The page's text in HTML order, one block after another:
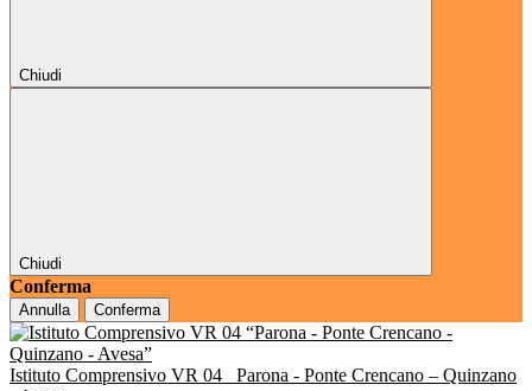
Chiudi
Chiudi
Conferma
Annulla Conferma
Istituto Comprensivo VR 04
Parona - Ponte Crencano – Quinzano